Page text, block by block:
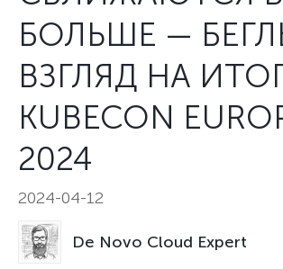
БОЛЬШЕ —
ВЗГЛЯД НА
KUBECON
2024
2024-04-12
De Novo Cloud Expert